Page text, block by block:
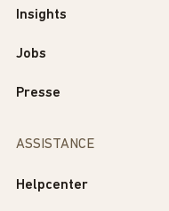
Insights
Jobs
Presse
ASSISTANCE
Helpcenter